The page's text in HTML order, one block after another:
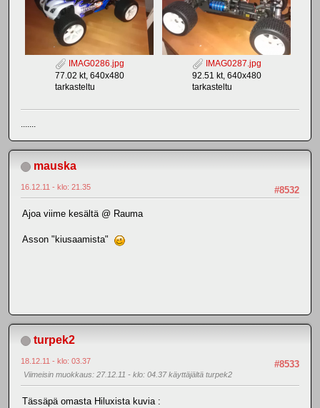
IMAG0286.jpg
77.02 kt, 640x480
tarkasteltu
IMAG0287.jpg
92.51 kt, 640x480
tarkasteltu
.......
mauska
#8532
16.12.11 - klo: 21.35
Ajoa viime kesältä @ Rauma
Asson "kiusaamista"
turpek2
#8533
18.12.11 - klo: 03.37
Viimeisin muokkaus: 27.12.11 - klo: 04.37 käyttäjältä turpek2
Tässäpä omasta Hiluxista kuvia :